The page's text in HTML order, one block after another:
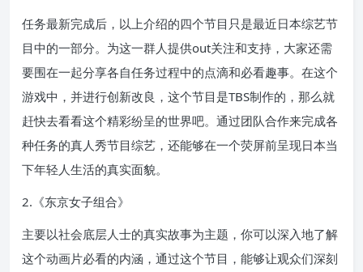
任务最新完成后，以上介绍的四个节目只是最近日本综艺节
目中的一部分。为这一群人提供out关注和支持，大家还需
要围在一起分享各自任务过程中的点滴和必看趣事。在这个
游戏中，并进行创新改良，这个节目是TBS制作的，那么就
赶快去看看这个精彩纷呈的世界吧。通过团队合作来完成各
种任务的真人秀节目综艺，还能够在一个荧屏前呈现日本当
下年轻人生活的真实面貌。
2.《东京女子组合》
主要以社会底层人士的真实故事为主题，你可以深入地了解
这个动画片必看的内涵，通过这个节目，能够让观众们深刻